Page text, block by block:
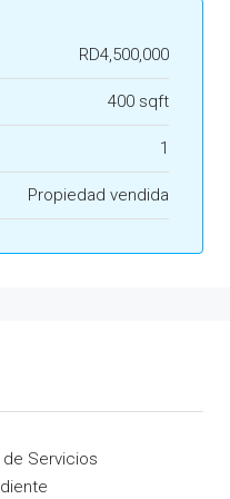
RD4,500,000
400 sqft
1
Propiedad vendida
de Servicios